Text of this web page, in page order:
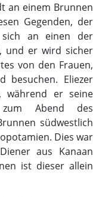
an einem Brunnen
Gegenden, der
an einen der
und er wird sicher
von den Frauen,
besuchen. Eliezer
während er seine
Abend des
südwestlich
Dies war
aus Kanaan
ist dieser allein